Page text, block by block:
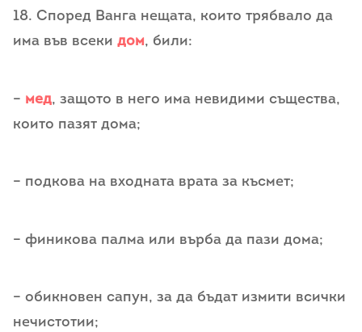
18. Според Ванга нещата, които трябвало да
има във всеки дом, били:
– мед, защото в него има невидими същества,
които пазят дома;
– подкова на входната врата за късмет;
– финикова палма или върба да пази дома;
– обикновен сапун, за да бъдат измити всички
нечистотии;